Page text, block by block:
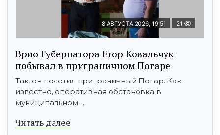
8 АВГУСТА 2026, 19:51 21
Врио Губернатора Егор Ковальчук
побывал в приграничном Погаре
Так, он посетил приграничный Погар. Как
известно, оперативная обстановка в
муниципальном ...
Читать далее